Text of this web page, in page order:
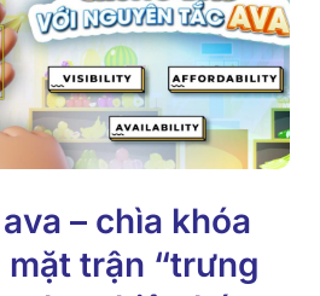
– chìa khóa
trận “trưng